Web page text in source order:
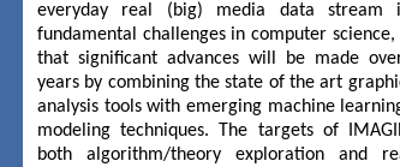
everyday real (big) media data
fundamental challenges in computer
that significant advances will be made
years by combining the state of the art
analysis tools with emerging machine
modeling techniques. The targets of
both algorithm/theory exploration and
Vision Foundation Models and Aligning for
论文奖